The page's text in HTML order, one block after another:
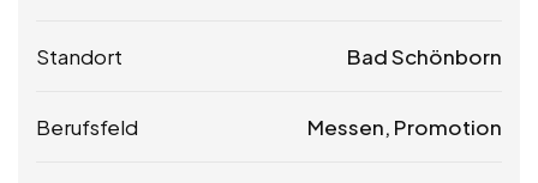
Standort Bad Schönborn
Berufsfeld Messen, Promotion